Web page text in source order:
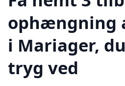
ophængning
i Mariager,
tryg ved